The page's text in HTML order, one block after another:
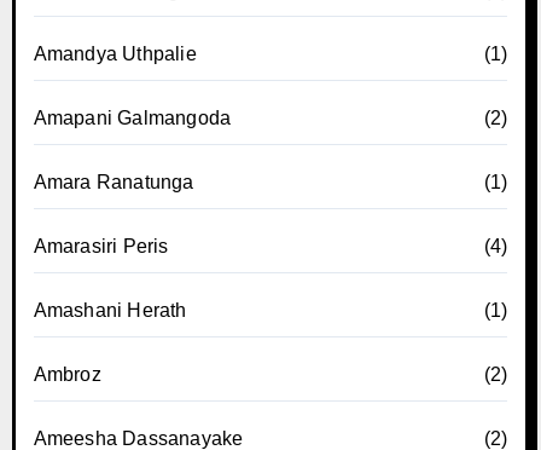
Amandya Uthpalie (1)
Amapani Galmangoda (2)
Amara Ranatunga (1)
Amarasiri Peris (4)
Amashani Herath (1)
Ambroz (2)
Ameesha Dassanayake (2)